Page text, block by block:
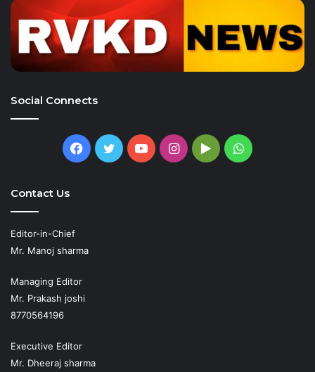
Social Connects
Facebook
TwitterYouTubeInstagram
GoogleWhatsApp
Contact Us
Editor-in-Chief
Mr. Manoj sharma
Managing Editor
Mr. Prakash joshi
8770564196
Executive Editor
Mr. Dheeraj sharma